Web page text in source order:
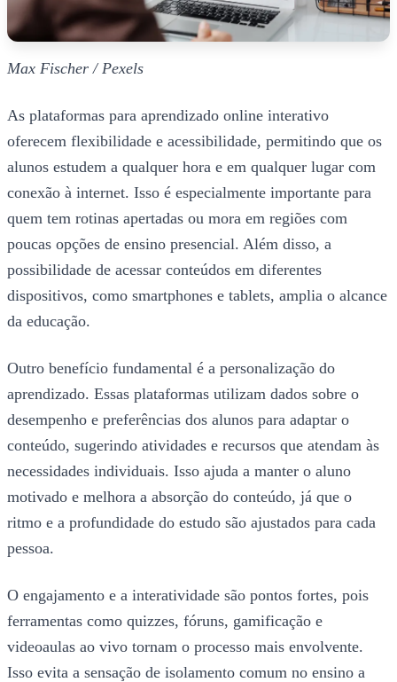
Max Fischer / Pexels
As plataformas para aprendizado online interativo
oferecem flexibilidade e acessibilidade, permitindo que os
alunos estudem a qualquer hora e em qualquer lugar com
conexão à internet. Isso é especialmente importante para
quem tem rotinas apertadas ou mora em regiões com
poucas opções de ensino presencial. Além disso, a
possibilidade de acessar conteúdos em diferentes
dispositivos, como smartphones e tablets, amplia o alcance
da educação.
Outro benefício fundamental é a personalização do
aprendizado. Essas plataformas utilizam dados sobre o
desempenho e preferências dos alunos para adaptar o
conteúdo, sugerindo atividades e recursos que atendam às
necessidades individuais. Isso ajuda a manter o aluno
motivado e melhora a absorção do conteúdo, já que o
ritmo e a profundidade do estudo são ajustados para cada
pessoa.
O engajamento e a interatividade são pontos fortes, pois
ferramentas como quizzes, fóruns, gamificação e
videoaulas ao vivo tornam o processo mais envolvente.
Isso evita a sensação de isolamento comum no ensino a